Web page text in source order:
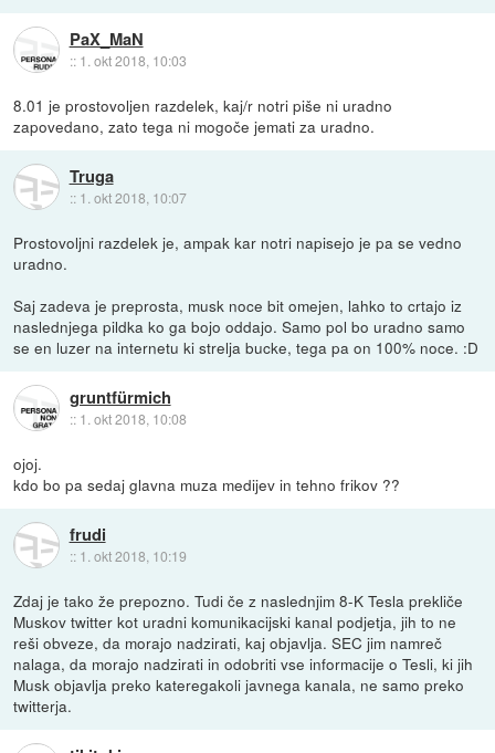
PaX_MaN
:: 1. okt 2018, 10:03
8.01 je prostovoljen razdelek, kaj/r notri piše ni uradno
zapovedano, zato tega ni mogoče jemati za uradno.
Truga
:: 1. okt 2018, 10:07
Prostovoljni razdelek je, ampak kar notri napisejo je pa se vedno
uradno.
Saj zadeva je preprosta, musk noce bit omejen, lahko to crtajo iz
naslednjega pildka ko ga bojo oddajo. Samo pol bo uradno samo
se en luzer na internetu ki strelja bucke, tega pa on 100% noce. :D
gruntfürmich
:: 1. okt 2018, 10:08
ojoj.
kdo bo pa sedaj glavna muza medijev in tehno frikov ??
frudi
:: 1. okt 2018, 10:19
Zdaj je tako že prepozno. Tudi če z naslednjim 8-K Tesla prekliče
Muskov twitter kot uradni komunikacijski kanal podjetja, jih to ne
reši obveze, da morajo nadzirati, kaj objavlja. SEC jim namreč
nalaga, da morajo nadzirati in odobriti vse informacije o Tesli, ki jih
Musk objavlja preko kateregakoli javnega kanala, ne samo preko
twitterja.